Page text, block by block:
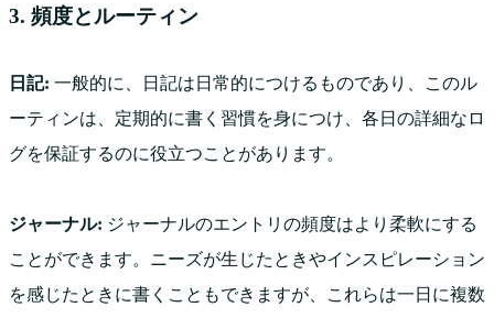
3. 頻度とルーティン
日記: 一般的に、日記は日常的につけるものであり、このル
ーティンは、定期的に書く習慣を身につけ、各日の詳細なロ
グを保証するのに役立つことがあります。
ジャーナル: ジャーナルのエントリの頻度はより柔軟にする
ことができます。ニーズが生じたときやインスピレーション
を感じたときに書くこともできますが、これらは一日に複数